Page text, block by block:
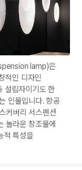
lamp)은
적인 디자인
설립자이기도 한
인물입니다. 항공
커버리 서스펜션
라운 창조물에
적 특성을